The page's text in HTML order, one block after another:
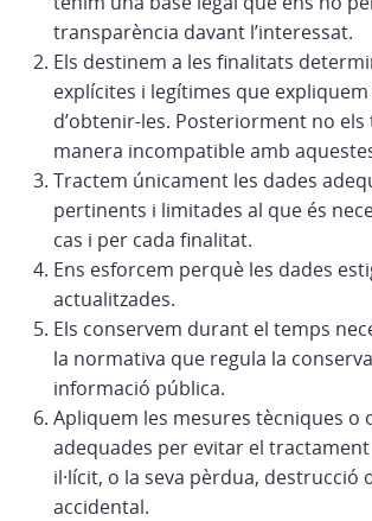
transparència davant l’interessat.
Els destinem a les finalitats
explícites i legítimes que
d’obtenir-les. Posteriorment no
manera incompatible amb
Tractem únicament les dades
pertinents i limitades al que és
cas i per cada finalitat.
Ens esforcem perquè les dades
actualitzades.
Els conservem durant el temps
la normativa que regula la
informació pública.
Apliquem les mesures tècniques o
adequades per evitar el
il·lícit, o la seva pèrdua, destrucció
accidental.